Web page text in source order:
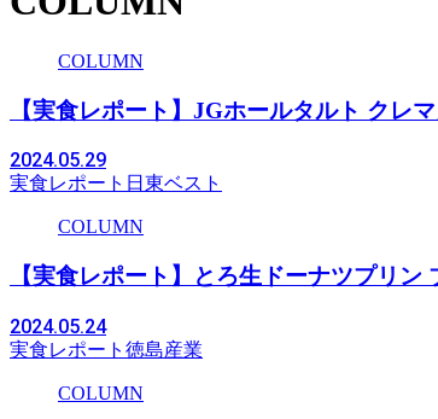
COLUMN
【実食レポート】JGホールタルト クレ
2024.05.29
実食レポート 日東ベスト
COLUMN
【実食レポート】とろ生ドーナツプリン
2024.05.24
実食レポート 徳島産業
COLUMN